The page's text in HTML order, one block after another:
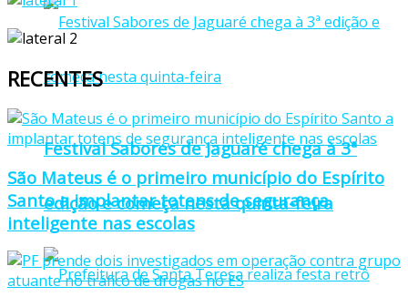
Festival Sabores de Jaguaré chega à 3ª
edição e começa nesta quinta-feira
RECENTES
São Mateus é o primeiro município do Espírito
Santo a implantar totens de segurança
inteligente nas escolas